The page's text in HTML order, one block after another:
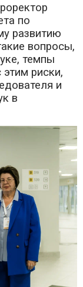
по
развитию
вопросы,
темпы
этим риски,
и
в